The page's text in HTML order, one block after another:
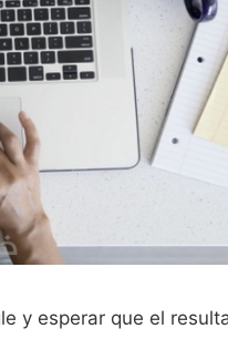
y esperar que el